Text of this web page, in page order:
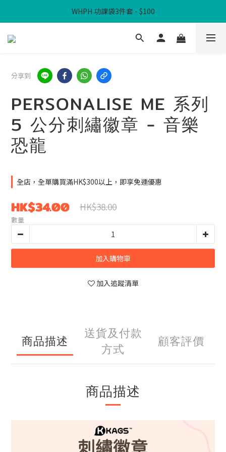
滿$300免本地運費
WHPH 功課袋3件套 - $100
滿$300免本地運費
分享到
PERSONALISE ME 系列
5 公分刺繡徽章 - 音樂
恐龍
全店，全單購買滿HK$300以上，即享免運優惠
HK$34.00 HK$38.00
數量
加入購物車
加入追蹤清單
商品描述
送貨及付款
方式
顧客評價
商品描述